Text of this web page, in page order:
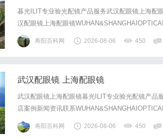
暮光ILIT专业验光配镜产品服务武汉配眼镜上海配
汉配眼镜上海配眼镜
写字楼眼镜店直营品牌，现于武汉与上海设有4家
基础，全场镜片40%-60%优惠，兼顾高专业度与高
寿阳百科网 2026-08-06 450
武汉配眼镜 上海配眼镜
武汉配眼镜上海配眼镜暮光ILIT专业验光配镜产品
店案例新闻资讯联系
写字楼眼镜店直营品牌，现于武汉与上海设有4家
基础，全场镜片40%-60%优惠，兼顾高专业度与高
寿阳百科网 2026-08-06 450